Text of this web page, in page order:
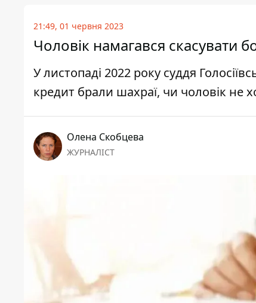
21:49, 01 червня 2023
Чоловік намагався скасувати
У листопаді 2022 року суддя
кредит брали шахраї, чи чоловік не
Олена Скобцева
ЖУРНАЛІСТ